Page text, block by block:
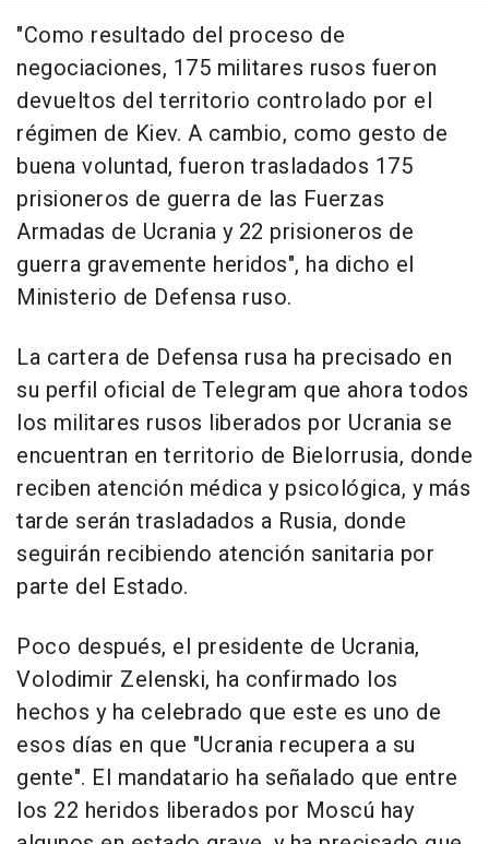
"Como resultado del proceso de
negociaciones, 175 militares rusos fueron
devueltos del territorio controlado por el
régimen de Kiev. A cambio, como gesto de
buena voluntad, fueron trasladados 175
prisioneros de guerra de las Fuerzas
Armadas de Ucrania y 22 prisioneros de
guerra gravemente heridos", ha dicho el
Ministerio de Defensa ruso.
La cartera de Defensa rusa ha precisado en
su perfil oficial de Telegram que ahora todos
los militares rusos liberados por Ucrania se
encuentran en territorio de Bielorrusia, donde
reciben atención médica y psicológica, y más
tarde serán trasladados a Rusia, donde
seguirán recibiendo atención sanitaria por
parte del Estado.
Poco después, el presidente de Ucrania,
Volodimir Zelenski, ha confirmado los
hechos y ha celebrado que este es uno de
esos días en que "Ucrania recupera a su
gente". El mandatario ha señalado que entre
los 22 heridos liberados por Moscú hay